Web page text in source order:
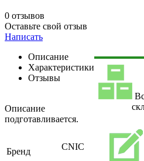
0 отзывов
Оставьте свой отзыв
Написать
Описание
Характеристики
Отзывы
Описание
подготавливается.
Бренд CNIC